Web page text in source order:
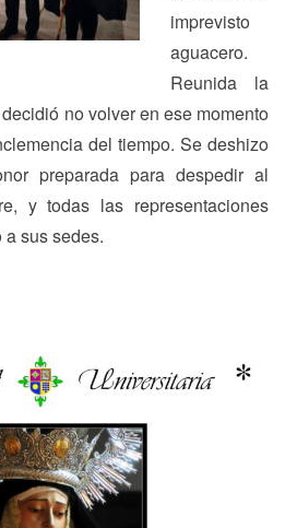
imprevisto
aguacero.
Reunida la
no volver en ese momento
del tiempo. Se deshizo
preparada para despedir al
y todas las representaciones
sus sedes.